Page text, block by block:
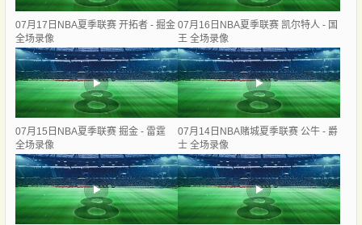
07月17日NBA夏季联赛 开拓者 - 掘金
全场录像
07月16日NBA夏季联赛 凯尔特人 - 国
王 全场录像
07月15日NBA夏季联赛 掘金 - 雷霆
全场录像
07月14日NBA赌城夏季联赛 公牛 - 爵
士 全场录像